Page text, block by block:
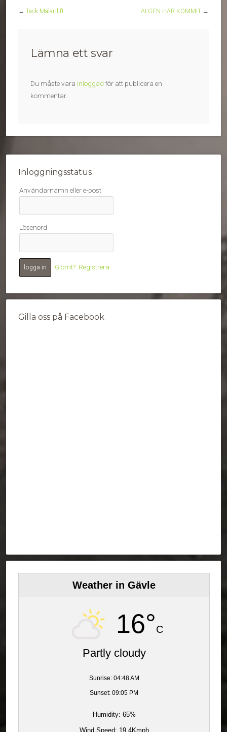
← Tack Mälar-lift ÄLGEN HAR KOMMIT →
Lämna ett svar
Du måste vara inloggad för att publicera en
kommentar.
Inloggningsstatus
Användarnamn eller e-post
Lösenord
Glömt? Registrera
Gilla oss på Facebook
Weather in Gävle
16°C
Partly cloudy
Sunrise: 04:48 AM
Sunset: 09:05 PM
Humidity: 65%
Wind Speed: 19.4Kmph